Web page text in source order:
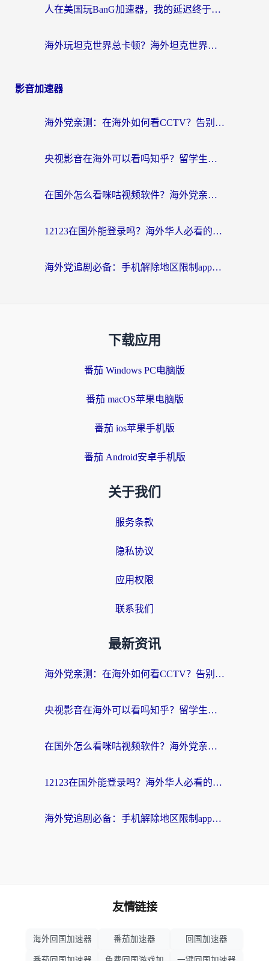
人在美国玩BanG加速器，我的延迟终于绿了
海外玩坦克世界总卡顿？海外坦克世界加速器有哪些？实测好用的选择在这里
影音加速器
海外党亲测：在海外如何看CCTV？告别“仅限大陆播放”的实用指南
央视影音在海外可以看吗知乎？留学生亲测：3步解决地域限制+追剧自由
在国外怎么看咪咕视频软件？海外党亲测有效的回国加速方案
12123在国外能登录吗？海外华人必看的回国加速实用指南
海外党追剧必备：手机解除地区限制app怎么选？解决央视视频&国内剧地区限制全指南
下载应用
番茄 Windows PC电脑版
番茄 macOS苹果电脑版
番茄 ios苹果手机版
番茄 Android安卓手机版
关于我们
服务条款
隐私协议
应用权限
联系我们
最新资讯
海外党亲测：在海外如何看CCTV？告别“仅限大陆播放”的实用指南
央视影音在海外可以看吗知乎？留学生亲测：3步解决地域限制+追剧自由
在国外怎么看咪咕视频软件？海外党亲测有效的回国加速方案
12123在国外能登录吗？海外华人必看的回国加速实用指南
海外党追剧必备：手机解除地区限制app怎么选？解决央视视频&国内剧地区限制全指南
友情链接
海外回国加速器 番茄加速器 回国加速器